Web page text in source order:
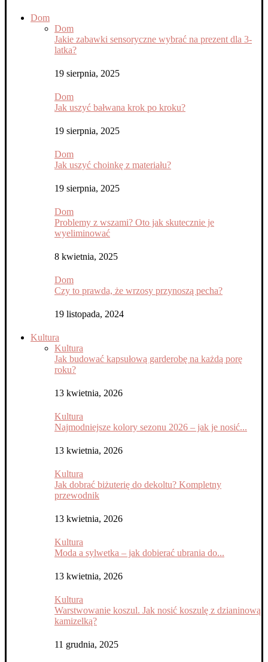
Dom
Dom
Jakie zabawki sensoryczne wybrać na prezent dla 3-
latka?
19 sierpnia, 2025
Dom
Jak uszyć bałwana krok po kroku?
19 sierpnia, 2025
Dom
Jak uszyć choinkę z materiału?
19 sierpnia, 2025
Dom
Problemy z wszami? Oto jak skutecznie je
wyeliminować
8 kwietnia, 2025
Dom
Czy to prawda, że wrzosy przynoszą pecha?
19 listopada, 2024
Kultura
Kultura
Jak budować kapsułową garderobę na każdą porę
roku?
13 kwietnia, 2026
Kultura
Najmodniejsze kolory sezonu 2026 – jak je nosić...
13 kwietnia, 2026
Kultura
Jak dobrać biżuterię do dekoltu? Kompletny
przewodnik
13 kwietnia, 2026
Kultura
Moda a sylwetka – jak dobierać ubrania do...
13 kwietnia, 2026
Kultura
Warstwowanie koszul. Jak nosić koszulę z dzianinową
kamizelką?
11 grudnia, 2025